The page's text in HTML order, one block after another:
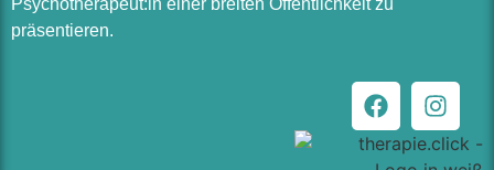
präsentieren.